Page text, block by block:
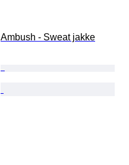
Ambush - Sweat jakke